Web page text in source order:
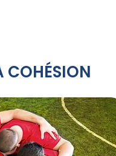
COHÉSION